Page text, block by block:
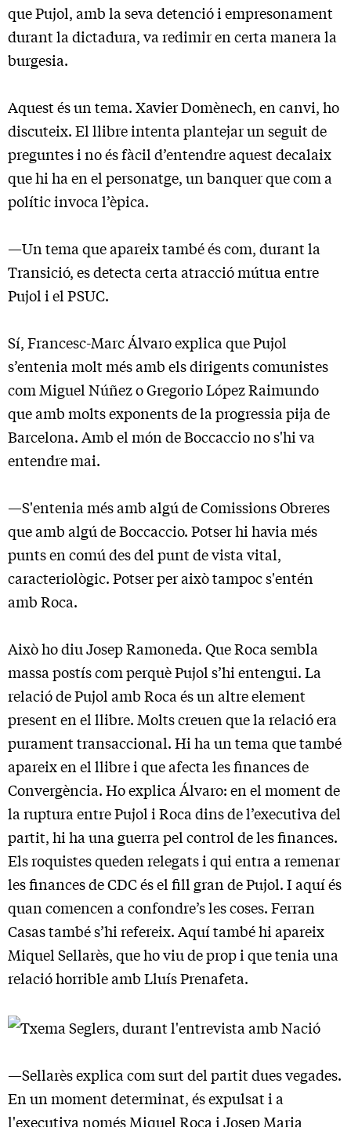
que Pujol, amb la seva detenció i empresonament
durant la dictadura, va redimir en certa manera la
burgesia.
Aquest és un tema. Xavier Domènech, en canvi, ho
discuteix. El llibre intenta plantejar un seguit de
preguntes i no és fàcil d’entendre aquest decalaix
que hi ha en el personatge, un banquer que com a
polític invoca l’èpica.
—Un tema que apareix també és com, durant la
Transició, es detecta certa atracció mútua entre
Pujol i el PSUC.
Sí, Francesc-Marc Álvaro explica que Pujol
s’entenia molt més amb els dirigents comunistes
com Miguel Núñez o Gregorio López Raimundo
que amb molts exponents de la progressia pija de
Barcelona. Amb el món de Boccaccio no s'hi va
entendre mai.
—S'entenia més amb algú de Comissions Obreres
que amb algú de Boccaccio. Potser hi havia més
punts en comú des del punt de vista vital,
caracteriològic. Potser per això tampoc s'entén
amb Roca.
Això ho diu Josep Ramoneda. Que Roca sembla
massa postís com perquè Pujol s’hi entengui. La
relació de Pujol amb Roca és un altre element
present en el llibre. Molts creuen que la relació era
purament transaccional. Hi ha un tema que també
apareix en el llibre i que afecta les finances de
Convergència. Ho explica Álvaro: en el moment de
la ruptura entre Pujol i Roca dins de l’executiva del
partit, hi ha una guerra pel control de les finances.
Els roquistes queden relegats i qui entra a remenar
les finances de CDC és el fill gran de Pujol. I aquí és
quan comencen a confondre’s les coses. Ferran
Casas també s’hi refereix. Aquí també hi apareix
Miquel Sellarès, que ho viu de prop i que tenia una
relació horrible amb Lluís Prenafeta.
—Sellarès explica com surt del partit dues vegades.
En un moment determinat, és expulsat i a
l'executiva només Miquel Roca i Josep Maria